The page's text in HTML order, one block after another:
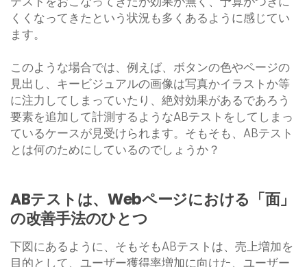
くくなってきたという状況も多くあるように感じてい
ます。
このような場合では、例えば、ボタンの色やページの
見出し、キービジュアルの画像は写真かイラストか等
に注力してしまっていたり、絶対効果があるであろう
要素を追加して計測するようなABテストをしてしまっ
ているケースが見受けられます。そもそも、ABテスト
とは何のためにしているのでしょうか？
ABテストは、Webページにおける「面」
の改善手法のひとつ
下図にあるように、そもそもABテストは、売上増加を
目的として、ユーザー獲得率増加に向けた、ユーザー